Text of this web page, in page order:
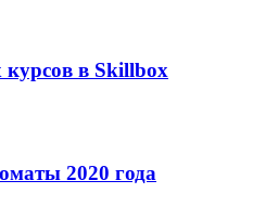
в Skillbox
2020 года